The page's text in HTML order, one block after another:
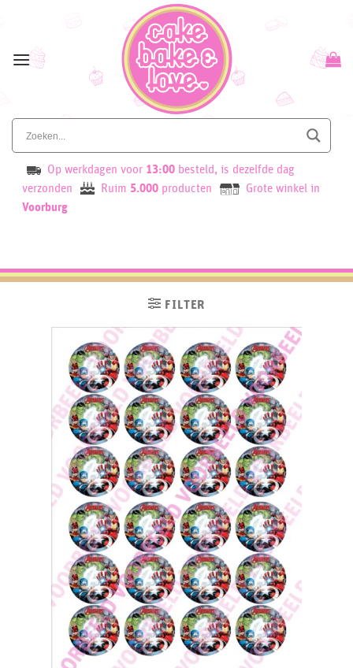
content
Op werkdagen voor 13:00 besteld, is dezelfde dag
verzonden
Ruim 5.000 producten
Grote winkel in
Voorburg
FILTER